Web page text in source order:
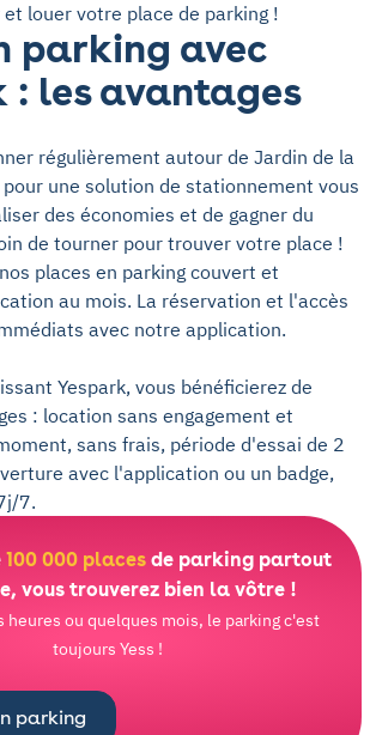
louer votre place de parking !
parking avec
: les avantages
régulièrement autour de Jardin de la
pour une solution de stationnement vous
des économies et de gagner du
de tourner pour trouver votre place !
places en parking couvert et
au mois. La réservation et l'accès
avec notre application.
Yespark, vous bénéficierez de
: location sans engagement et
sans frais, période d'essai de 2
avec l'application ou un badge,
7.
100 000 places de parking partout
vous trouverez bien la vôtre !
heures ou quelques mois, le parking c'est
toujours Yess !
parking